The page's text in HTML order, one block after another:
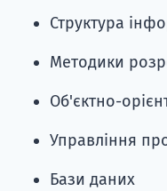
Структура
Методики
Об'єктно-
Управління
Бази даних